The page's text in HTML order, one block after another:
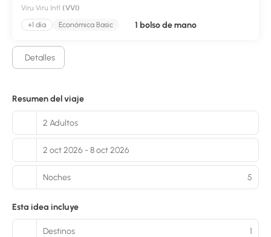
Viru Viru Intl (VVI)
+1 día
Económica Basic 1 bolso de mano
Detalles
Resumen del viaje
2 Adultos
2 oct 2026 - 8 oct 2026
Noches 5
Esta idea incluye
Destinos 1